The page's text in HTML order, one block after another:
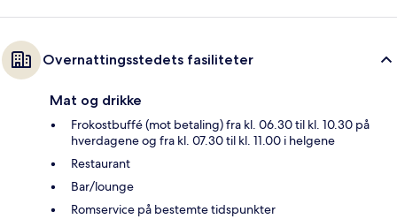
Overnattingsstedets fasiliteter
Mat og drikke
Frokostbuffé (mot betaling) fra kl. 06.30 til kl. 10.30 på
hverdagene og fra kl. 07.30 til kl. 11.00 i helgene
Restaurant
Bar/lounge
Romservice på bestemte tidspunkter